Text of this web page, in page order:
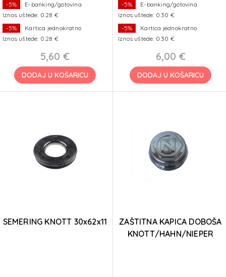
-5%
E-banking/gotovina
Iznos uštede: 0.28 €
-5%
Kartica jednokratno
Iznos uštede: 0.28 €
5,60 €
DODAJ U KOŠARICU
-5%
E-banking/gotovina
Iznos uštede: 0.30 €
-5%
Kartica jednokratno
Iznos uštede: 0.30 €
6,00 €
DODAJ U KOŠARICU
SEMERING KNOTT 30x62x11
ZAŠTITNA KAPICA DOBOŠA
KNOTT/HAHN/NIEPER